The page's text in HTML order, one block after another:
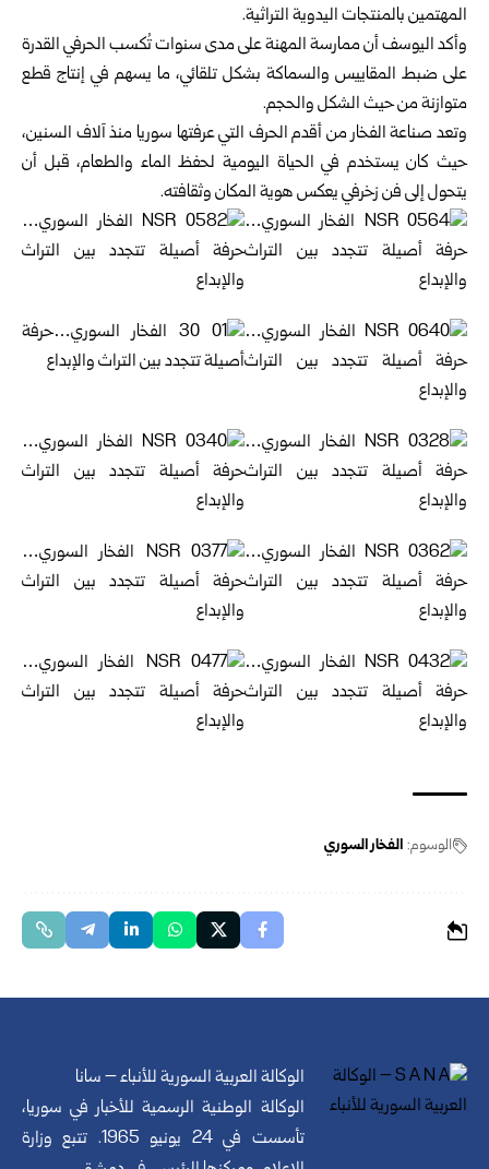
المهتمين بالمنتجات اليدوية التراثية.
وأكد اليوسف أن ممارسة المهنة على مدى سنوات تُكسب الحرفي القدرة
على ضبط المقاييس والسماكة بشكل تلقائي، ما يسهم في إنتاج قطع
متوازنة من حيث الشكل والحجم.
وتعد صناعة الفخار من أقدم الحرف التي عرفتها سوريا منذ آلاف السنين،
حيث كان يستخدم في الحياة اليومية لحفظ الماء والطعام، قبل أن
يتحول إلى فن زخرفي يعكس هوية المكان وثقافته.
الوسوم: الفخار السوري
الوكالة العربية السورية للأنباء – سانا
الوكالة الوطنية الرسمية للأخبار في سوريا،
تأسست في 24 يونيو 1965. تتبع وزارة